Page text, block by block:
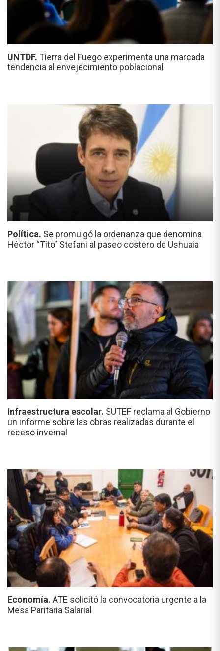
UNTDF. Tierra del Fuego experimenta una marcada
tendencia al envejecimiento poblacional
Política. Se promulgó la ordenanza que denomina
Héctor “Tito” Stefani al paseo costero de Ushuaia
Infraestructura escolar. SUTEF reclama al Gobierno
un informe sobre las obras realizadas durante el
receso invernal
Economía. ATE solicitó la convocatoria urgente a la
Mesa Paritaria Salarial